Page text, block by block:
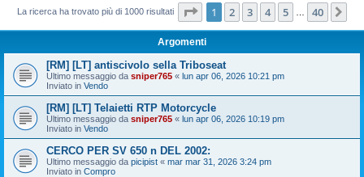
La ricerca ha trovato più di 1000 risultati Pagina di 40
1 2 3 4 5 40
Argomenti
[RM] [LT] antiscivolo sella Triboseat
Ultimo messaggio da sniper765 « lun apr 06, 2026 10:21 pm
Inviato in Vendo
[RM] [LT] Telaietti RTP Motorcycle
Ultimo messaggio da sniper765 « lun apr 06, 2026 10:19 pm
Inviato in Vendo
CERCO PER SV 650 n DEL 2002:
Ultimo messaggio da picipist « mar mar 31, 2026 3:24 pm
Inviato in Compro